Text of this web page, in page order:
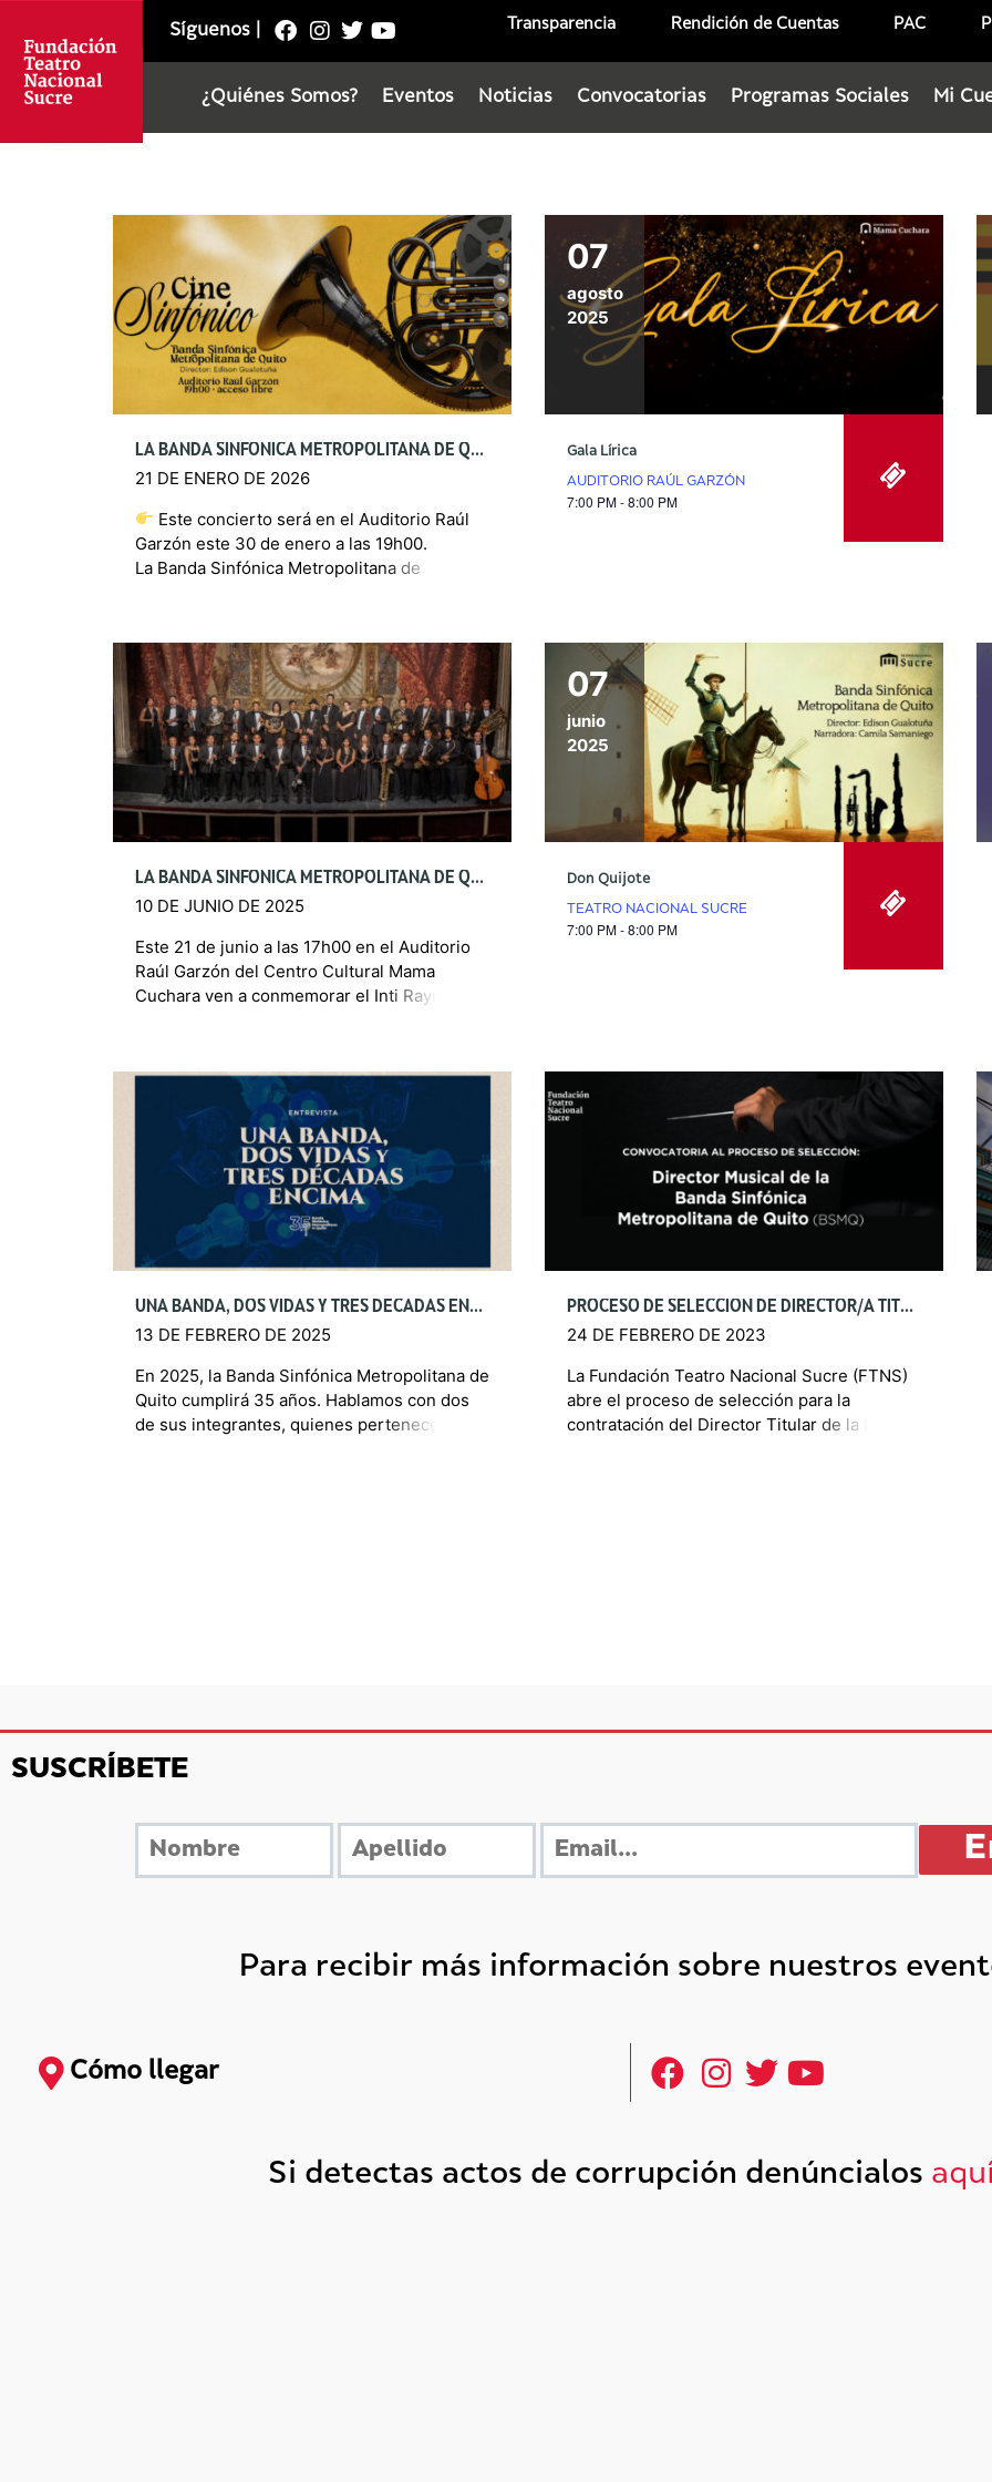
Síguenos Transparencia Rendición de Cuentas PAC
¿Quiénes Somos? Eventos Noticias Convocatorias Programas Sociales Mi
LA BANDA SINFÓNICA METROPOLITANA DE QUITO PRESENTA EL «CINE SINFÓNICO»
21 DE ENERO DE 2026
Este concierto será en el Auditorio Raúl
Garzón este 30 de enero a las 19h00.
La Banda Sinfónica Metropolitana de
07
agosto
2025
Gala Lírica
AUDITORIO RAÚL GARZÓN
7:00 PM - 8:00 PM
LA BANDA SINFÓNICA METROPOLITANA DE QUITO PRESENTA ‘HATUM PUNLLA’ EN EL MARCO DEL INTI RAYMI
10 DE JUNIO DE 2025
Este 21 de junio a las 17h00 en el Auditorio
Raúl Garzón del Centro Cultural Mama
Cuchara ven a conmemorar el Inti Raymi con
07
junio
2025
Don Quijote
TEATRO NACIONAL SUCRE
7:00 PM - 8:00 PM
UNA BANDA, DOS VIDAS Y TRES DÉCADAS ENCIMA
13 DE FEBRERO DE 2025
En 2025, la Banda Sinfónica Metropolitana de
Quito cumplirá 35 años. Hablamos con dos
de sus integrantes, quienes pertenecen a
PROCESO DE SELECCIÓN DE DIRECTOR/A TITULAR DE LA BANDA SINFÓNICA METROPOLITANA DE QUITO
24 DE FEBRERO DE 2023
La Fundación Teatro Nacional Sucre (FTNS)
abre el proceso de selección para la
contratación del Director Titular de la Banda
SUSCRÍBETE
Para recibir más información sobre nuestros
Cómo llegar
Si detectas actos de corrupción denúncialos